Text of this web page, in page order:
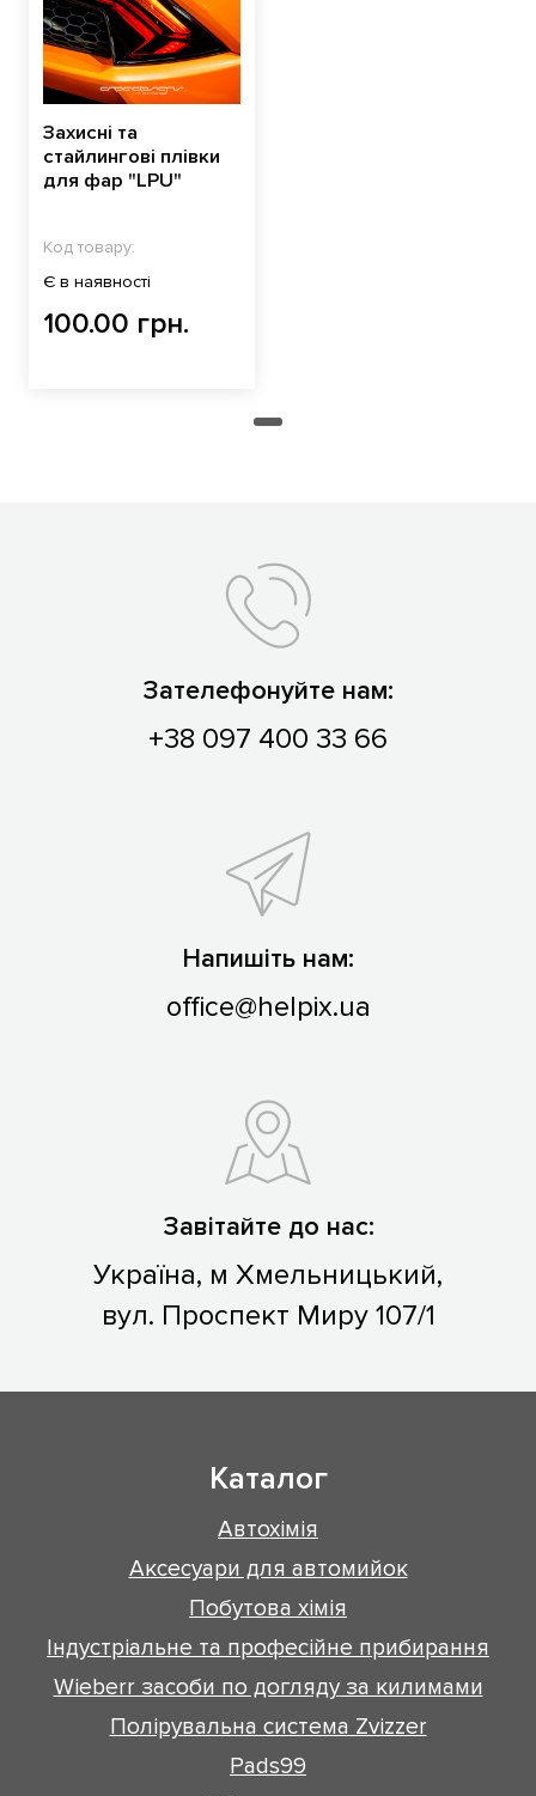
Захисні та
стайлингові плівки
для фар "LPU"
Код товару:
Є в наявності
100.00 грн.
Зателефонуйте нам:
+38 097 400 33 66
Напишіть нам:
office@helpix.ua
Завітайте до нас:
Україна, м Хмельницький,
вул. Проспект Миру 107/1
Каталог
Автохімія
Аксесуари для автомийок
Побутова хімія
Індустріальне та професійне прибирання
Wieberr засоби по догляду за килимами
Полірувальна система Zvizzer
Pads99